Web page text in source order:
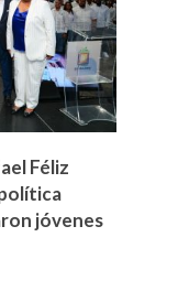
Féliz
jóvenes